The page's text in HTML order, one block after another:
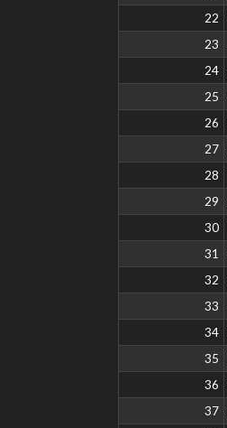
22
23
24
25
26
27
28
29
30
31
32
33
34
35
36
37